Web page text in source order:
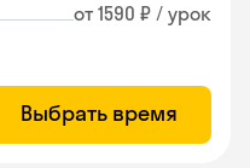
от 1590 ₽ / урок
Выбрать время